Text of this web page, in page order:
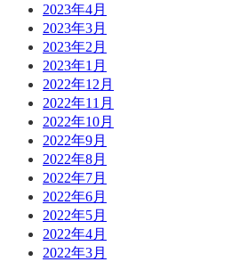
2023年4月
2023年3月
2023年2月
2023年1月
2022年12月
2022年11月
2022年10月
2022年9月
2022年8月
2022年7月
2022年6月
2022年5月
2022年4月
2022年3月